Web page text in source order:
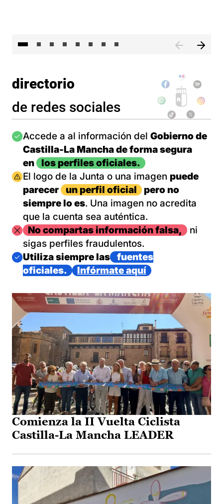
directorio
de redes sociales
Imagen
Accede a al información del Gobierno de
Castilla-La Mancha de forma segura
en
los perfiles oficiales.
Imagen
El logo de la Junta o una imagen puede
parecer
un perfil oficial
pero no
siempre lo es. Una imagen no acredita
que la cuenta sea auténtica.
ImagenNo compartas información falsa,
ni
sigas perfiles fraudulentos.
Imagen
Utiliza siempre las
fuentes
oficiales.
Infórmate aquí
Comienza la II Vuelta Ciclista
Castilla-La Mancha LEADER